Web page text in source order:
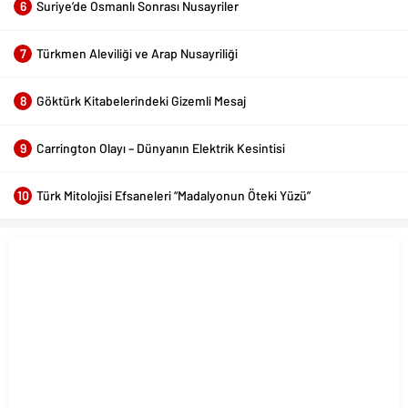
6 Suriye’de Osmanlı Sonrası Nusayriler
7 Türkmen Aleviliği ve Arap Nusayriliği
8 Göktürk Kitabelerindeki Gizemli Mesaj
9 Carrington Olayı – Dünyanın Elektrik Kesintisi
10 Türk Mitolojisi Efsaneleri “Madalyonun Öteki Yüzü”